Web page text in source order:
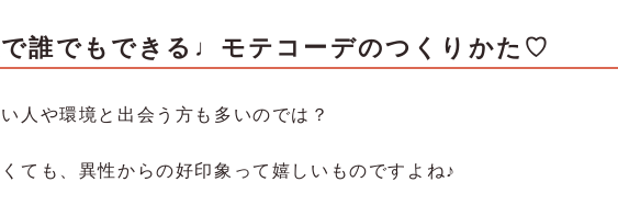
で誰でもできる♩モテコーデのつくりかた♡
人や環境と出会う方も多いのでは？
ても、異性からの好印象って嬉しいものですよね♪